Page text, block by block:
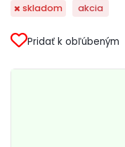
skladom akcia
Pridať k obľúbeným